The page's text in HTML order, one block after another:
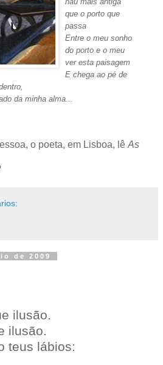
que o porto que
passa
Entre o meu sonho
do porto e o meu
ver esta paisagem
E chega ao pé de
da minha alma...
o poeta, em Lisboa, lê As
de 2009
ilusão.
ilusão.
teus lábios: